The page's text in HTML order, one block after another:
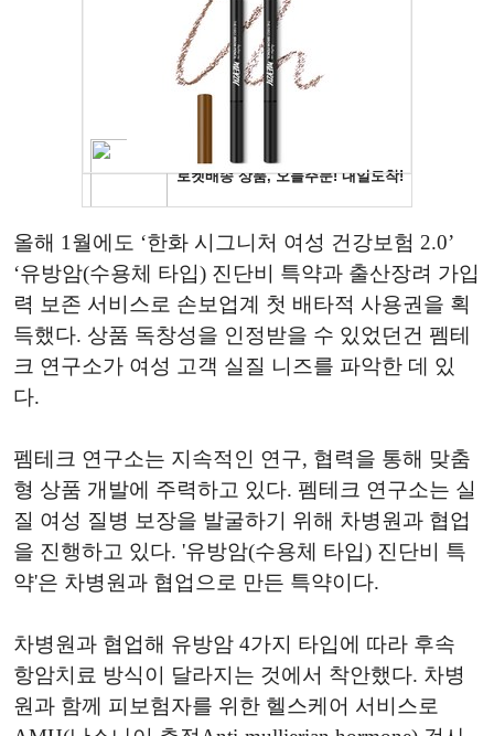
올해 1월에도 ‘한화 시그니처 여성 건강보험 2.0’
‘유방암(수용체 타입) 진단비 특약과 출산장려 가입
력 보존 서비스로 손보업계 첫 배타적 사용권을 획
득했다. 상품 독창성을 인정받을 수 있었던건 펨테
크 연구소가 여성 고객 실질 니즈를 파악한 데 있
다.
펨테크 연구소는 지속적인 연구, 협력을 통해 맞춤
형 상품 개발에 주력하고 있다. 펨테크 연구소는 실
질 여성 질병 보장을 발굴하기 위해 차병원과 협업
을 진행하고 있다. '유방암(수용체 타입) 진단비 특
약'은 차병원과 협업으로 만든 특약이다.
차병원과 협업해 유방암 4가지 타입에 따라 후속
항암치료 방식이 달라지는 것에서 착안했다. 차병
원과 함께 피보험자를 위한 헬스케어 서비스로